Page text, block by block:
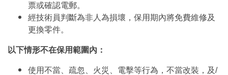
票或確認電郵。
經技術員判斷為非人為損壞，保用期內將免費維修及
更換零件。
以下情形不在保用範圍內：
使用不當、疏忽、火災、電擊等行為，不當改裝，及/